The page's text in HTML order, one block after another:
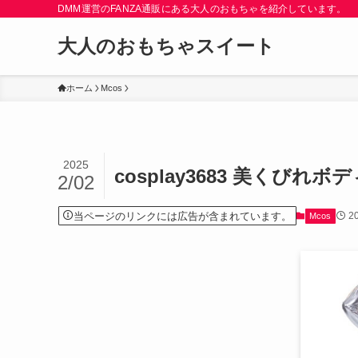
DMM運営のFANZA通販にある大人のおもちゃを紹介しています。
大人のおもちゃスイート
ホーム Mcos
cosplay3683 美くびれボ
2025
2/02
当ページのリンクには広告が含まれています。 Mcos